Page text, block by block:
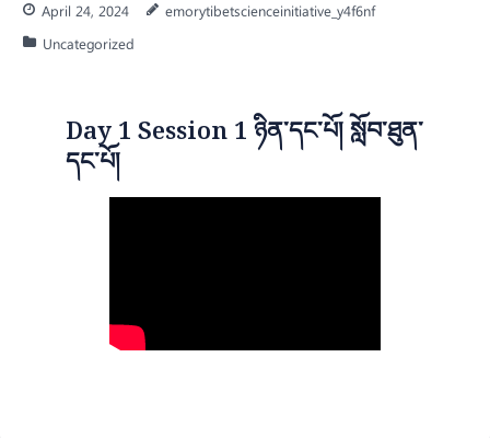
April 24, 2024
emorytibetscienceinitiative_y4f6nf
Uncategorized
Day 1 Session 1 ཉིན་དང་པོ། སློབ་ཐུན་
དང་པོ།